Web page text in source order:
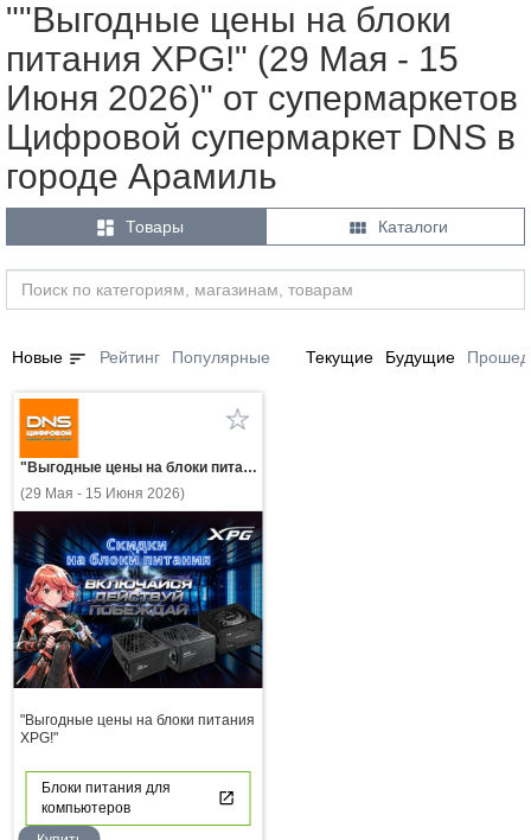
""Выгодные цены на блоки
питания XPG!" (29 Мая - 15
Июня 2026)" от супермаркетов
Цифровой супермаркет DNS в
городе Арамиль
 Товары  Каталоги
Новые sort Рейтинг Популярные Текущие Будущие
"Выгодные цены на блоки питания XPG!"
(29 Мая - 15 Июня 2026)
"Выгодные цены на блоки питания
XPG!"
Блоки питания для
компьютеров